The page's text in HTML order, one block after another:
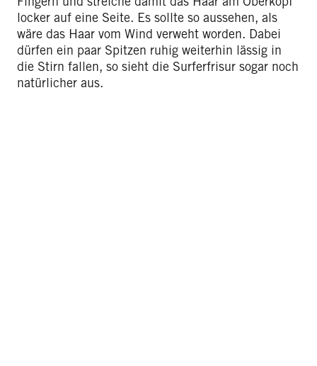
locker auf eine Seite. Es sollte so aussehen, als
wäre das Haar vom Wind verweht worden. Dabei
dürfen ein paar Spitzen ruhig weiterhin lässig in
die Stirn fallen, so sieht die Surferfrisur sogar noch
natürlicher aus.